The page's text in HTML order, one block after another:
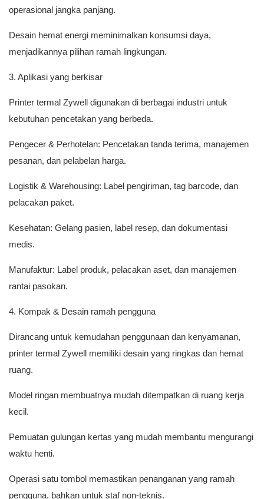
operasional jangka panjang.
Desain hemat energi meminimalkan konsumsi daya,
menjadikannya pilihan ramah lingkungan.
3. Aplikasi yang berkisar
Printer termal Zywell digunakan di berbagai industri untuk
kebutuhan pencetakan yang berbeda.
Pengecer & Perhotelan: Pencetakan tanda terima, manajemen
pesanan, dan pelabelan harga.
Logistik & Warehousing: Label pengiriman, tag barcode, dan
pelacakan paket.
Kesehatan: Gelang pasien, label resep, dan dokumentasi
medis.
Manufaktur: Label produk, pelacakan aset, dan manajemen
rantai pasokan.
4. Kompak & Desain ramah pengguna
Dirancang untuk kemudahan penggunaan dan kenyamanan,
printer termal Zywell memiliki desain yang ringkas dan hemat
ruang.
Model ringan membuatnya mudah ditempatkan di ruang kerja
kecil.
Pemuatan gulungan kertas yang mudah membantu mengurangi
waktu henti.
Operasi satu tombol memastikan penanganan yang ramah
pengguna, bahkan untuk staf non-teknis.